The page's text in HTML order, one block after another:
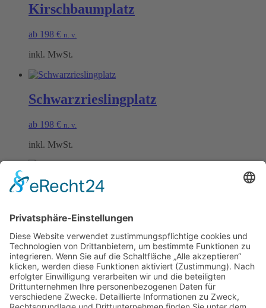
Kirschbaumplatz
ab 198 € n. v.
inkl. MwSt.
Schwarzrieslingplatz
ab 198 € n. v.
inkl. MwSt.
Lindenplatz
ab198€ n. v.
inkl. MwSt.
Öffnungszeiten Büro und Hofladen:
Hofladen:
Montag bis Sonntag von 09:00 – 11:30 Uhr und 14:00 – 18:00 Uhr